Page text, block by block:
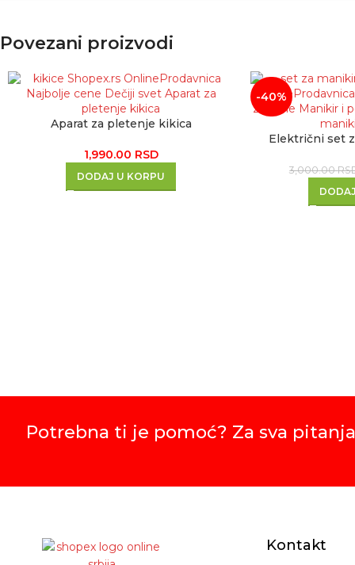
Povezani proizvodi
Aparat za pletenje kikica
1,990.00 RSD
DODAJ U KORPU
-40%
Električni set
3,000.00
Potrebna ti je pomoć? Za sva
Kontakt